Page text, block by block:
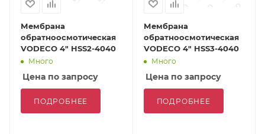
Мембрана
обратноосмотическая
VODECO 4" HSS2-4040
Много
Цена по запросу
ПОДРОБНЕЕ
Мембрана
обратноосмотическая
VODECO 4" HSS3-4040
Много
Цена по запросу
ПОДРОБНЕЕ